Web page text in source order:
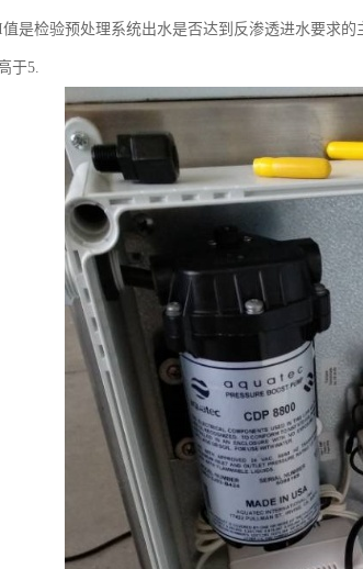
是检验预处理系统出水是否达到反渗透进水要求
于5.